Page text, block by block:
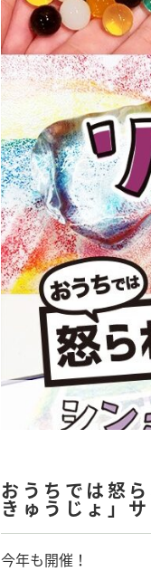
おうちでは怒
きゅうじょ」
今年も開催！